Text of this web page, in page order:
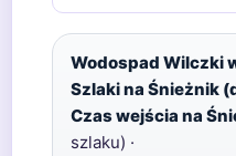
Wodospad Wilczki
Szlaki na Śnieżnik
Czas wejścia na
szlaku) ·